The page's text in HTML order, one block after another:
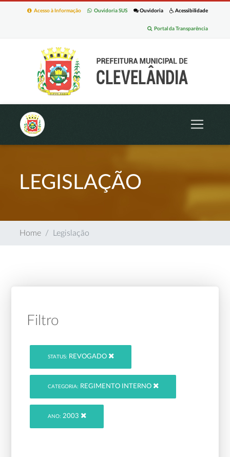
Acessibilidade
Ouvidoria
Ouvidoria SUS
Acesso à Informação
Portal da Transparência
LEGISLAÇÃO
Home Legislação
Filtro
STATUS: REVOGADO
CATEGORIA: REGIMENTO INTERNO
ANO: 2003